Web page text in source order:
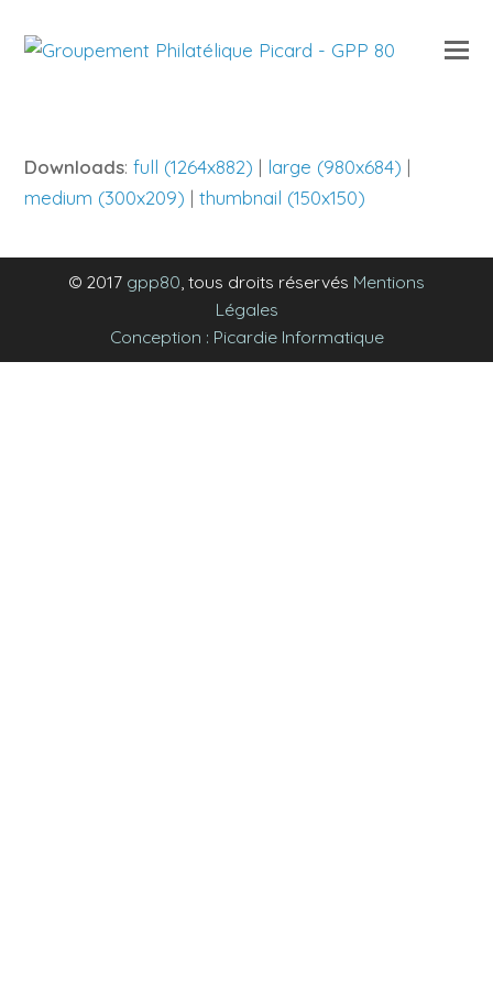
Downloads:full (1264x882) | large (980x684) |
medium (300x209) |thumbnail (150x150)
© 2017 gpp80, tous droits réservés Mentions
Légales
Conception : Picardie Informatique